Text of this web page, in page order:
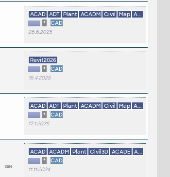
ACAD ADT Plant ACADM Civil Map A...
*
CAD
26.6.2025
Revit2026
*
CAD
16.4.2025
ACAD ADT Plant ACADM Civil Map A...
*
CAD
17.1.2025
ACAD ACADM Plant Civil3D ACADE A...
*
CAD
11.11.2024